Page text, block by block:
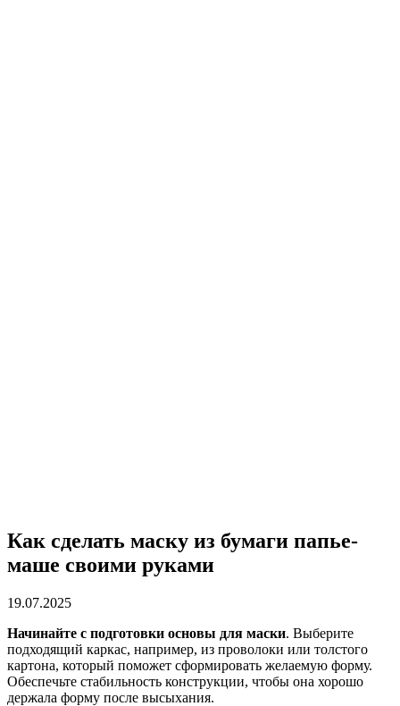
Как сделать маску из бумаги папье-
маше своими руками
19.07.2025
Начинайте с подготовки основы для маски. Выберите
подходящий каркас, например, из проволоки или толстого
картона, который поможет сформировать желаемую форму.
Обеспечьте стабильность конструкции, чтобы она хорошо
держала форму после высыхания.